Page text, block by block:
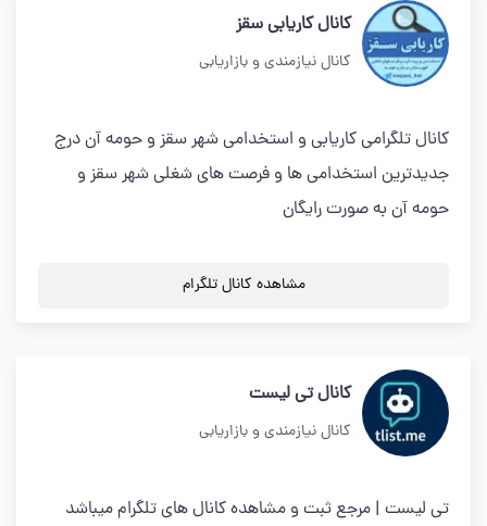
کانال کاریابی سقز
کانال نیازمندی و بازاریابی
کانال تلگرامی کاریابی و استخدامی شهر سقز و حومه آن درج
جدیدترین استخدامی ها و فرصت های شغلی شهر سقز و
حومه آن به صورت رایگان
مشاهده کانال تلگرام
کانال تی لیست
کانال نیازمندی و بازاریابی
تی لیست | مرجع ثبت و مشاهده کانال های تلگرام میباشد